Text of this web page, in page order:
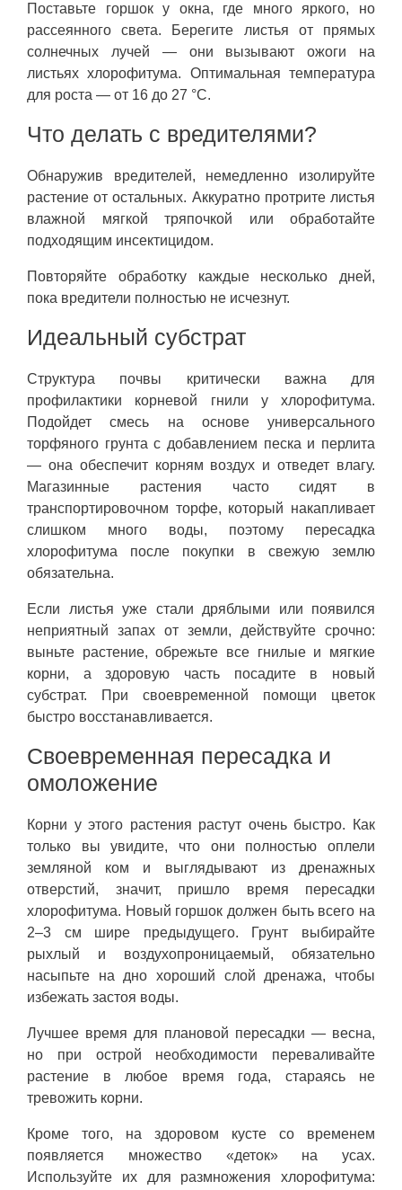
Поставьте горшок у окна, где много яркого, но
рассеянного света. Берегите листья от прямых
солнечных лучей — они вызывают ожоги на
листьях хлорофитума. Оптимальная температура
для роста — от 16 до 27 °C.
Что делать с вредителями?
Обнаружив вредителей, немедленно изолируйте
растение от остальных. Аккуратно протрите листья
влажной мягкой тряпочкой или обработайте
подходящим инсектицидом.
Повторяйте обработку каждые несколько дней,
пока вредители полностью не исчезнут.
Идеальный субстрат
Структура почвы критически важна для
профилактики корневой гнили у хлорофитума.
Подойдет смесь на основе универсального
торфяного грунта с добавлением песка и перлита
— она обеспечит корням воздух и отведет влагу.
Магазинные растения часто сидят в
транспортировочном торфе, который накапливает
слишком много воды, поэтому пересадка
хлорофитума после покупки в свежую землю
обязательна.
Если листья уже стали дряблыми или появился
неприятный запах от земли, действуйте срочно:
выньте растение, обрежьте все гнилые и мягкие
корни, а здоровую часть посадите в новый
субстрат. При своевременной помощи цветок
быстро восстанавливается.
Своевременная пересадка и
омоложение
Корни у этого растения растут очень быстро. Как
только вы увидите, что они полностью оплели
земляной ком и выглядывают из дренажных
отверстий, значит, пришло время пересадки
хлорофитума. Новый горшок должен быть всего на
2–3 см шире предыдущего. Грунт выбирайте
рыхлый и воздухопроницаемый, обязательно
насыпьте на дно хороший слой дренажа, чтобы
избежать застоя воды.
Лучшее время для плановой пересадки — весна,
но при острой необходимости переваливайте
растение в любое время года, стараясь не
тревожить корни.
Кроме того, на здоровом кусте со временем
появляется множество «деток» на усах.
Используйте их для размножения хлорофитума: